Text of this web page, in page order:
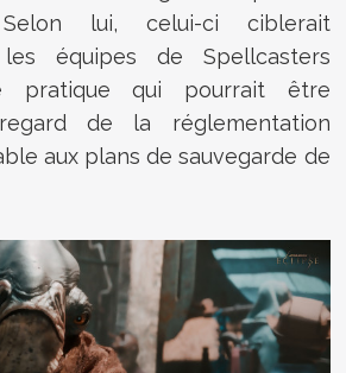
Selon lui, celui-ci ciblerait
les équipes de Spellcasters
pratique qui pourrait être
de la réglementation
aux plans de sauvegarde de